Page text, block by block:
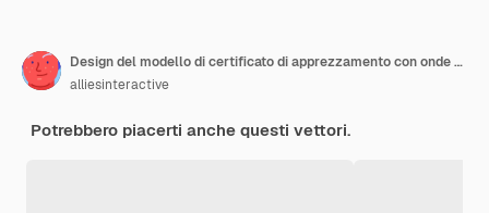
Design del modello di certificato di apprezzamento con onde astratte e distintivo dorato
alliesinteractive
Potrebbero piacerti anche questi vettori.